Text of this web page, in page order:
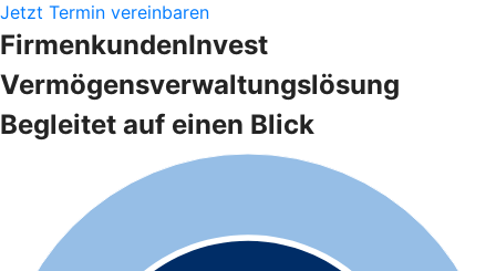
Jetzt Termin vereinbaren
FirmenkundenInvest
Vermögensverwaltungslösung
Begleitet auf einen Blick